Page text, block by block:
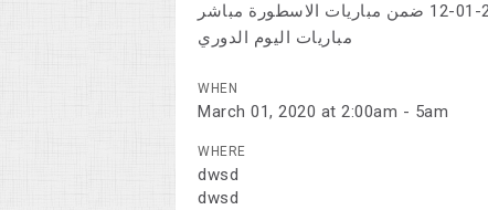
مشاهدة مباراة الاتحاد السكندري والزمالك بث مباشر 2023-01-12 ضمن مباريات الاسطورة مباشر
WHEN
March 01, 2020 at 2:00am - 5am
WHERE
dwsd
dwsd